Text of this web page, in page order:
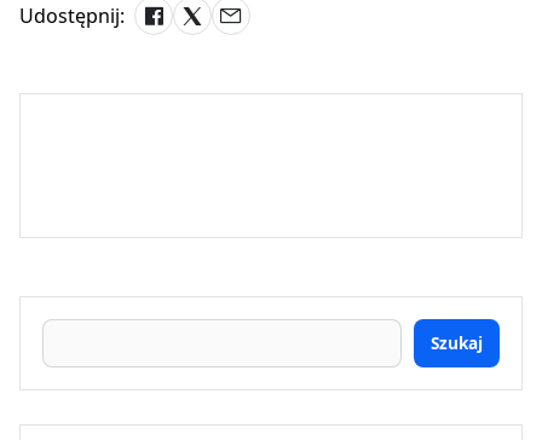
Udostępnij:
Szukaj